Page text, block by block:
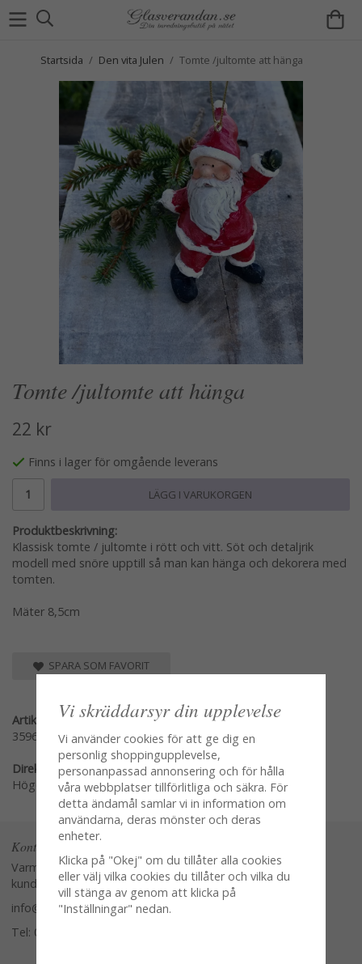
Startsida / Den vita Julen / Tomte /jultomte att hänga
Tomte /jultomte att hänga
22 kr
Finns i lager för omgående leverans
LÄGG I VARUKORGEN
Produktbeskrivning:
Klassisk tomte / jultomte i rött och vitt. Söt och detaljrik
modell med snöre upptill så man kan hänga och dekorera med
tomten.
Mäter 8,5cm
SPARA SOM FAVORIT
Artikelnummer:
3596-20-1
Direktlänk:
Högerklicka och kopiera adressen
Kontakta oss
Varmt välkommen att kontakta vår
kundtjänst.
info@glasverandan.se
Tel: 079-3495968
Vi skräddarsyr din upplevelse
Vi använder cookies för att ge dig en
personlig shoppingupplevelse,
personanpassad annonsering och för hålla
våra webbplatser tillförlitliga och säkra. För
detta ändamål samlar vi in information om
användarna, deras mönster och deras
enheter.
Klicka på "Okej" om du tillåter alla cookies
eller välj vilka cookies du tillåter och vilka du
vill stänga av genom att klicka på
"Inställningar" nedan.